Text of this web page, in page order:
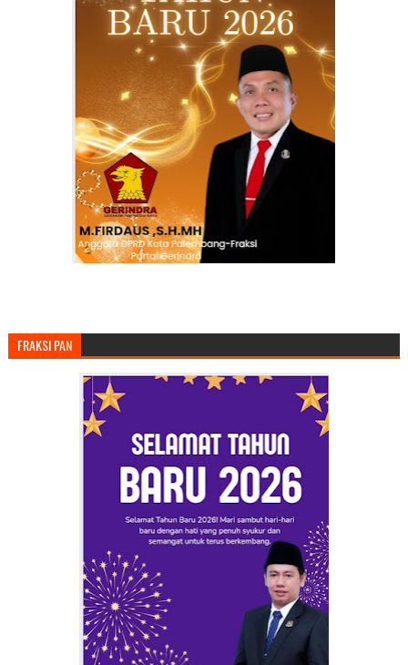
FRAKSI PAN